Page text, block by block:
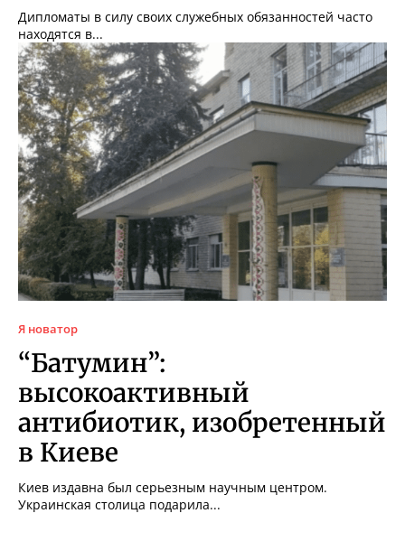
Дипломаты в силу своих служебных обязанностей часто
находятся в...
Я новатор
“Батумин”:
высокоактивный
антибиотик, изобретенный
в Киеве
Киев издавна был серьезным научным центром.
Украинская столица подарила...